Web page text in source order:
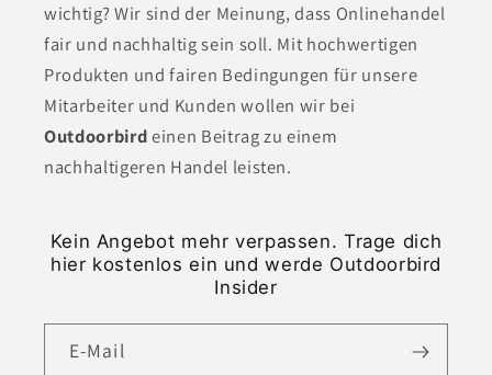
wichtig? Wir sind der Meinung, dass Onlinehandel
fair und nachhaltig sein soll. Mit hochwertigen
Produkten und fairen Bedingungen für unsere
Mitarbeiter und Kunden wollen wir bei
Outdoorbirdeinen Beitrag zu einem
nachhaltigeren Handel leisten.
Kein Angebot mehr verpassen. Trage dich
hier kostenlos ein und werde Outdoorbird
Insider
E-Mail